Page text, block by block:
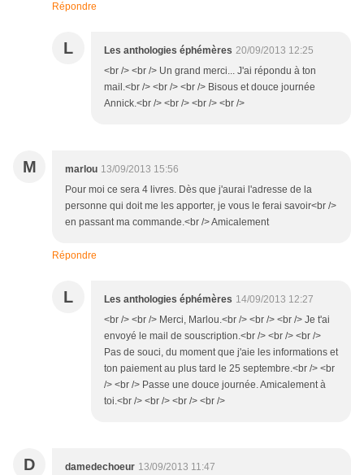
Répondre
L Les anthologies éphémères 20/09/2013 12:25
<br /> <br /> Un grand merci... J'ai répondu à ton
mail.<br /> <br /> <br /> Bisous et douce journée
Annick.<br /> <br /> <br /> <br />
M marlou 13/09/2013 15:56
Pour moi ce sera 4 livres. Dès que j'aurai l'adresse de la
personne qui doit me les apporter, je vous le ferai savoir<br />
en passant ma commande.<br /> Amicalement
Répondre
L Les anthologies éphémères 14/09/2013 12:27
<br /> <br /> Merci, Marlou.<br /> <br /> <br /> Je t'ai
envoyé le mail de souscription.<br /> <br /> <br />
Pas de souci, du moment que j'aie les informations et
ton paiement au plus tard le 25 septembre.<br /> <br
/> <br /> Passe une douce journée. Amicalement à
toi.<br /> <br /> <br /> <br />
D damedechoeur 13/09/2013 11:47